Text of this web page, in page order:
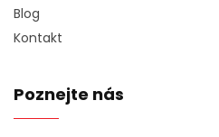
Blog
Kontakt
Poznejte nás